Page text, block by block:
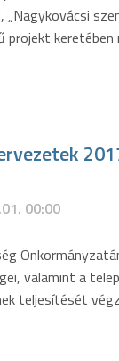
projekt
00:00
valamint a
teljesítését